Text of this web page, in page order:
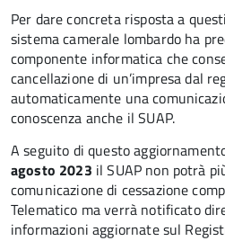
Per dare concreta risposta a
sistema camerale lombardo ha
componente informatica che
cancellazione di un’impresa dal
automaticamente una
conoscenza anche il SUAP.
A seguito di questo
agosto 2023 il SUAP non potrà
comunicazione di cessazione
Telematico ma verrà notificato
informazioni aggiornate sul